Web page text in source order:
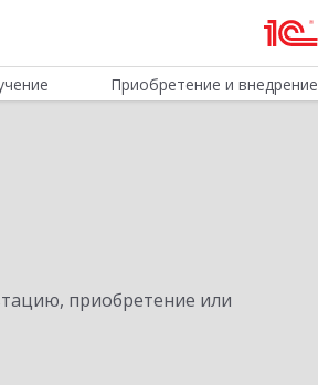
Приобретение и внедрение
приобретение или